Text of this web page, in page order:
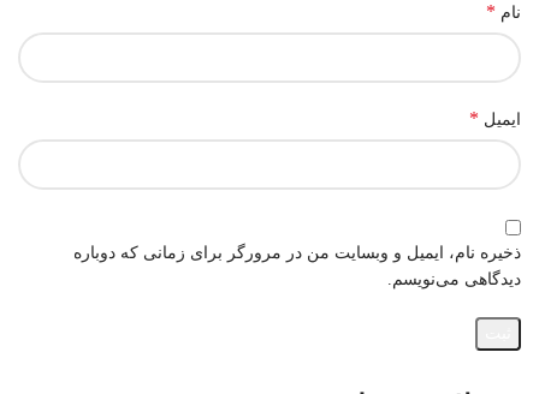
نام *
ایمیل *
ذخیره نام، ایمیل و وبسایت من در مرورگر برای زمانی که دوباره
دیدگاهی می‌نویسم.